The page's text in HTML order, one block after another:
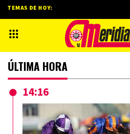
ÚLTIMA HORA
14:16
TEMAS DE HOY: